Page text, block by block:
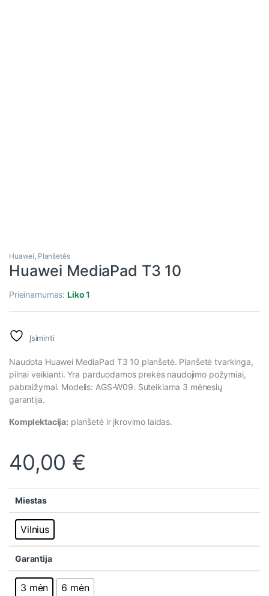
Huawei, Planšetės
Huawei MediaPad T3 10
Prieinamumas:Liko 1
Įsiminti
Naudota Huawei MediaPad T3 10 planšetė. Planšetė tvarkinga,
pilnai veikianti. Yra parduodamos prekės naudojimo požymiai,
pabraižymai. Modelis: AGS-W09. Suteikiama 3 mėnesių
garantija.
Komplektacija: planšetė ir įkrovimo laidas.
40,00 €
Miestas
Vilnius
Garantija
3 mėn 6 mėn